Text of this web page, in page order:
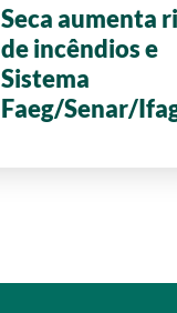
Seca aumenta
de incêndios e
Sistema
Faeg/Senar/